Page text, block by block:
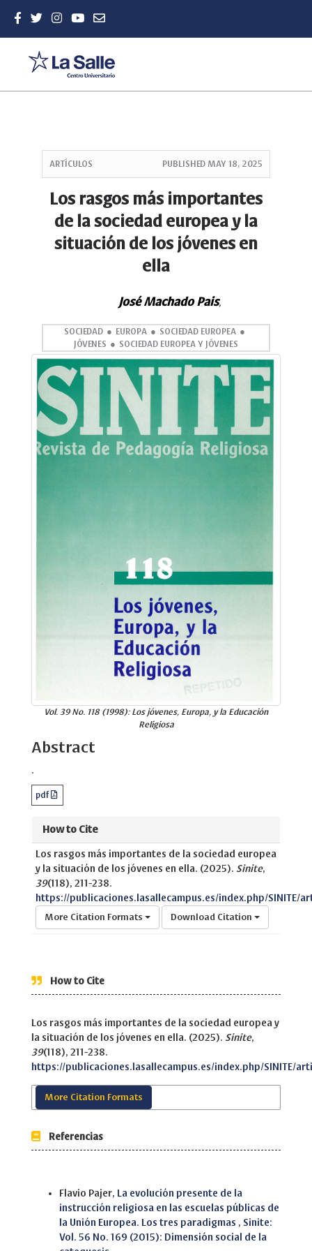
Navigation
ARTÍCULOS PUBLISHED MAY 18, 2025
Los rasgos más importantes
de la sociedad europea y la
situación de los jóvenes en
ella
José Machado Pais,
SOCIEDAD EUROPA
SOCIEDAD EUROPEA
JÓVENES
SOCIEDAD EUROPEA Y JÓVENES
Vol. 39 No. 118 (1998): Los jóvenes, Europa, y la Educación
Religiosa
Abstract
.
pdf
How to Cite
Los rasgos más importantes de la sociedad europea
y la situación de los jóvenes en ella. (2025). Sinite,
39(118), 211-238.
https://publicaciones.lasallecampus.es/index.php/SINITE/
More Citation Formats Download Citation
How to Cite
Los rasgos más importantes de la sociedad europea y
la situación de los jóvenes en ella. (2025). Sinite,
39(118), 211-238.
https://publicaciones.lasallecampus.es/index.php/SINITE/
More Citation Formats
Referencias
Flavio Pajer, La evolución presente de la
instrucción religiosa en las escuelas públicas de
la Unión Europea. Los tres paradigmas , Sinite:
Vol. 56 No. 169 (2015): Dimensión social de la